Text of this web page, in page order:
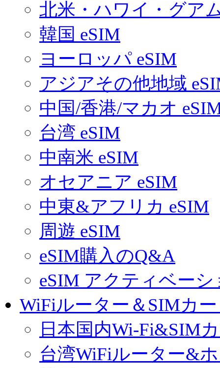
北米・ハワイ・グア
韓国 eSIM
ヨーロッパ eSIM
アジアその他地域
中国/香港/マカオ
台湾 eSIM
中南米 eSIM
オセアニア eSIM
中東&アフリカ eSIM
周遊 eSIM
eSIM購入のQ&A
eSIM アクティベー
WiFiルーター＆SIMカ
日本国内Wi-Fi&SIM
台湾WiFiルーター&